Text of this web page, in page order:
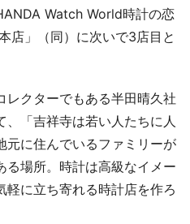
Watch World時計の恋
店」（同）に次いで3店目と
クターでもある半田晴久社
「吉祥寺は若い人たちに人
元に住んでいるファミリーが
る場所。時計は高級なイメー
軽に立ち寄れる時計店を作ろ